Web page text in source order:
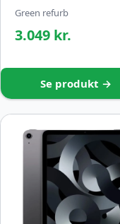
Green refurb
3.049 kr.
Se produkt →